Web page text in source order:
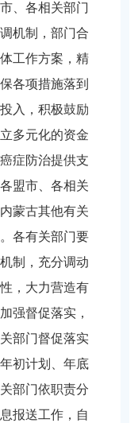
、各相关部门
机制，部门合
工作方案，精
各项措施落到
入，积极鼓励
多元化的资金
症防治提供支
盟市、各相关
蒙古其他有关
各有关部门要
制，充分调动
，大力营造有
强督促落实，
部门督促落实
初计划、年底
部门依职责分
报送工作，自